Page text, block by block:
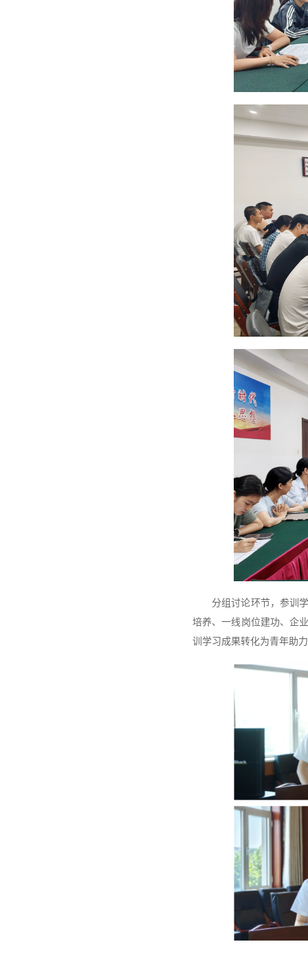
分组讨论环节，参训
培养、一线岗位建功、企
训学习成果转化为青年助